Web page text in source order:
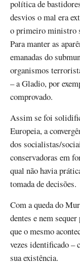
política de
desvios o mal era
o primeiro ministro
Para manter as
emanadas do
organismos
– a Gladio, por
comprovado.
Assim se foi
Europeia, a
dos socialistas/
conservadoras em
qual não havia
tomada de decisões.
Com a queda do
dentes e nem
que o mesmo
vezes identificado –
sua existência.